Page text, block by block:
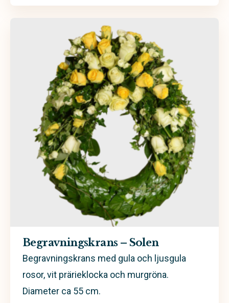
Begravningskrans – Solen
Begravningskrans med gula och ljusgula
rosor, vit prärieklocka och murgröna.
Diameter ca 55 cm.